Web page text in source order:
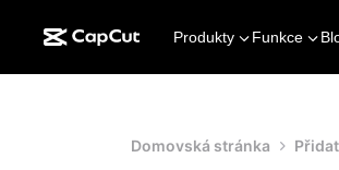
Produkty Funkce
Domovská stránka